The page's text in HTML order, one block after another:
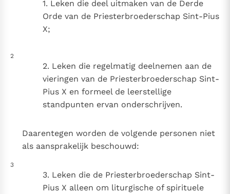
1. Leken die deel uitmaken van de Derde
Orde van de Priesterbroederschap Sint-Pius
X;
2
2. Leken die regelmatig deelnemen aan de
vieringen van de Priesterbroederschap Sint-
Pius X en formeel de leerstellige
standpunten ervan onderschrijven.
Daarentegen worden de volgende personen niet
als aansprakelijk beschouwd:
3
3. Leken die de Priesterbroederschap Sint-
Pius X alleen om liturgische of spirituele